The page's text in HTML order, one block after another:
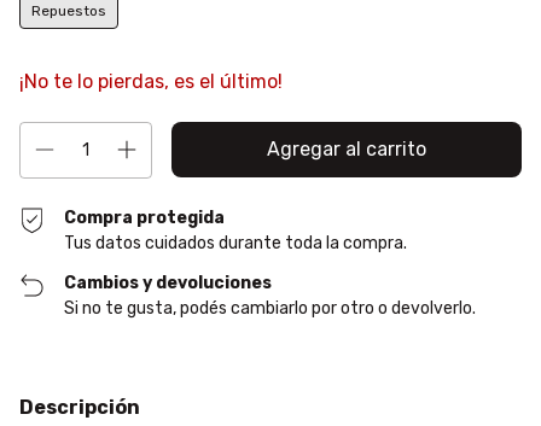
Repuestos
¡No te lo pierdas, es el último!
Compra protegida
Tus datos cuidados durante toda la compra.
Cambios y devoluciones
Si no te gusta, podés cambiarlo por otro o devolverlo.
Descripción